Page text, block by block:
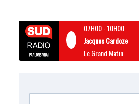
07H00-10H00
Jacques Cardoze
Le Grand Matin